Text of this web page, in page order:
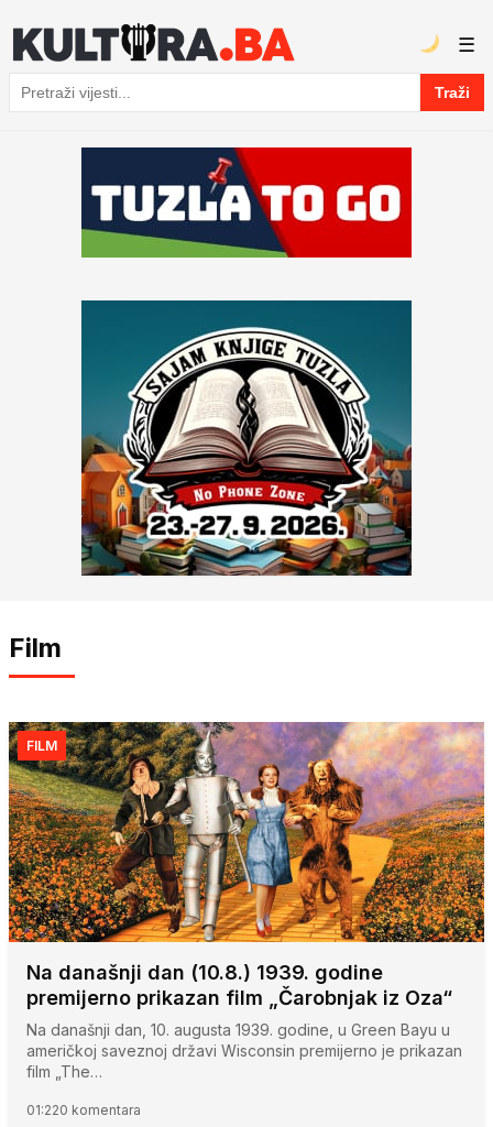
Pretraga
Traži
☰
Film
FILM
Na današnji dan (10.8.) 1939. godine
premijerno prikazan film „Čarobnjak iz Oza“
Na današnji dan, 10. augusta 1939. godine, u Green Bayu u
američkoj saveznoj državi Wisconsin premijerno je prikazan
film „The…
01:220 komentara